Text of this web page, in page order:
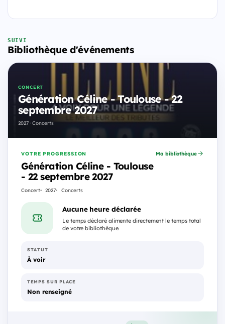
SUIVI
Bibliothèque d'événements
CONCERT
Génération Céline - Toulouse - 22
septembre 2027
2027 · Concerts
VOTRE PROGRESSION
Génération Céline - Toulouse
- 22 septembre 2027
Concert 2027 Concerts
Ma bibliothèque
Aucune heure déclarée
Le temps déclaré alimente directement le temps total
de votre bibliothèque.
STATUT
À voir
TEMPS SUR PLACE
Non renseigné